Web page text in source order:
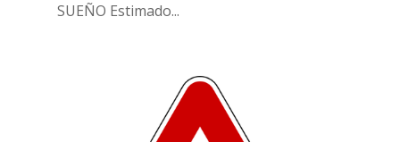
SUEÑO Estimado...